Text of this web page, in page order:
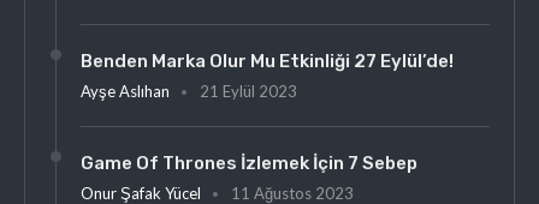
Benden Marka Olur Mu Etkinliği 27 Eylül’de!
Ayşe Aslıhan 21 Eylül 2023
Game Of Thrones İzlemek İçin 7 Sebep
Onur Şafak Yücel 11 Ağustos 2023